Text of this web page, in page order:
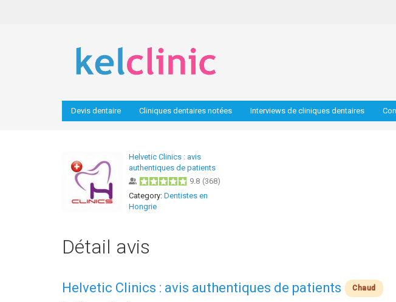
Devis dentaire Cliniques dentaires notées Interviews de cliniques dentaires
Helvetic Clinics : avis
authentiques de patients
9.8 (368)
Category: Dentistes en
Hongrie
Détail avis
Helvetic Clinics : avis authentiques de patients Chaud